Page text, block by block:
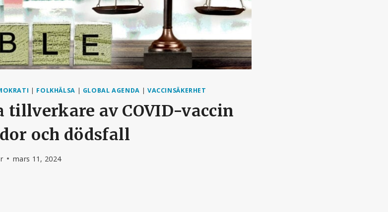
| FOLKHÄLSA | GLOBAL AGENDA | VACCINSÄKERHET
tillverkare av COVID-vaccin
och dödsfall
mars 11, 2024